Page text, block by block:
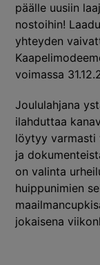
päälle uusiin
nostoihin!
yhteyden
voimassa
Joululahjana
ilahduttaa
löytyy varmasti
ja
on valinta
huippunimien
jokaisena